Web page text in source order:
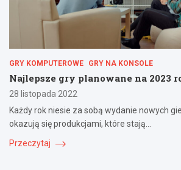
GRY KOMPUTEROWE GRY NA KONSOLE
Najlepsze gry planowane na 2023
28 listopada 2022
Każdy rok niesie za sobą wydanie nowych
okazują się produkcjami, które stają…
Przeczytaj